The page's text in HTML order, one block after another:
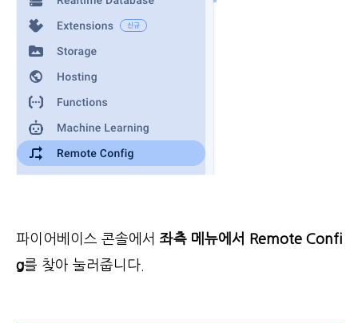
파이어베이스 콘솔에서 좌측 메뉴에서 Remote Confi
g를 찾아 눌러줍니다.